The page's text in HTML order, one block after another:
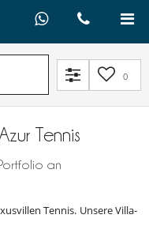
0
Tennis
an
Tennis. Unsere Villa-